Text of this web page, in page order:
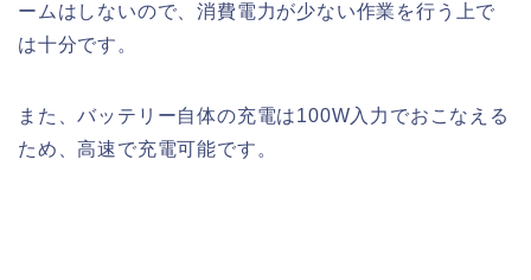
ームはしないので、消費電力が少ない作業を行う上で
は十分です。
また、バッテリー自体の充電は100W入力でおこなえる
ため、高速で充電可能です。